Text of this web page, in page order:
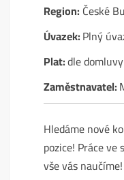
Region: České
Úvazek:Plný
Plat:dle domluvy
Zaměstnavatel:
Hledáme nové
pozice! Práce ve
vše vás